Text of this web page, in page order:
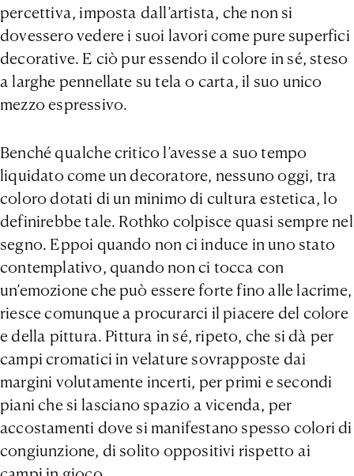
percettiva, imposta dall’artista, che non si
dovessero vedere i suoi lavori come pure superfici
decorative. E ciò pur essendo il colore in sé, steso
a larghe pennellate su tela o carta, il suo unico
mezzo espressivo.
Benché qualche critico l’avesse a suo tempo
liquidato come un decoratore, nessuno oggi, tra
coloro dotati di un minimo di cultura estetica, lo
definirebbe tale. Rothko colpisce quasi sempre nel
segno. Eppoi quando non ci induce in uno stato
contemplativo, quando non ci tocca con
un’emozione che può essere forte fino alle lacrime,
riesce comunque a procurarci il piacere del colore
e della pittura. Pittura in sé, ripeto, che si dà per
campi cromatici in velature sovrapposte dai
margini volutamente incerti, per primi e secondi
piani che si lasciano spazio a vicenda, per
accostamenti dove si manifestano spesso colori di
congiunzione, di solito oppositivi rispetto ai